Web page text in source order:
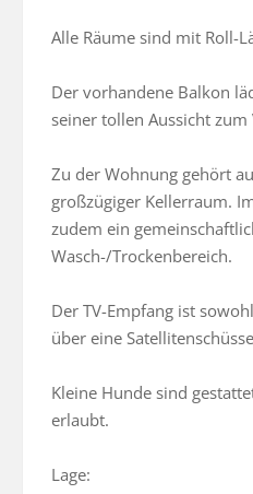
Alle Räume sind mit Roll-
Der vorhandene Balkon
seiner tollen Aussicht zum
Zu der Wohnung gehört
großzügiger Kellerraum.
zudem ein
Wasch-/Trockenbereich.
Der TV-Empfang ist
über eine
Kleine Hunde sind
erlaubt.
Lage: